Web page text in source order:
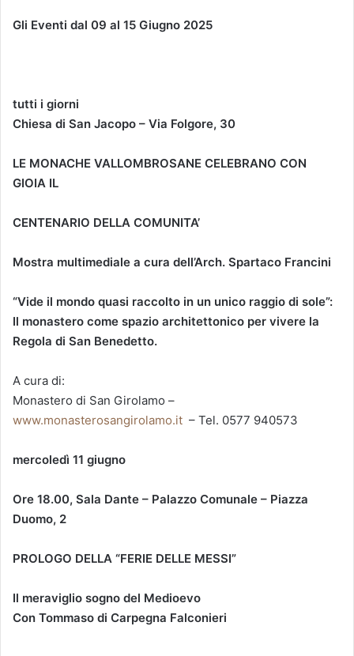
Gli Eventi dal 09 al 15 Giugno 2025
tutti i giorni
Chiesa di San Jacopo – Via Folgore, 30
LE MONACHE VALLOMBROSANE CELEBRANO CON
GIOIA IL
CENTENARIO DELLA COMUNITA’
Mostra multimediale a cura dell’Arch. Spartaco Francini
“Vide il mondo quasi raccolto in un unico raggio di sole”:
Il monastero come spazio architettonico per vivere la
Regola di San Benedetto.
A cura di:
Monastero di San Girolamo –
www.monasterosangirolamo.it – Tel. 0577 940573
mercoledì 11 giugno
Ore 18.00, Sala Dante – Palazzo Comunale – Piazza
Duomo, 2
PROLOGO DELLA “FERIE DELLE MESSI”
Il meraviglio sogno del Medioevo
Con Tommaso di Carpegna Falconieri